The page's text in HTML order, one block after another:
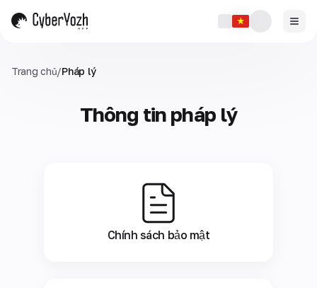
Trang chủ/Pháp lý
Thông tin pháp lý
Chính sách bảo mật